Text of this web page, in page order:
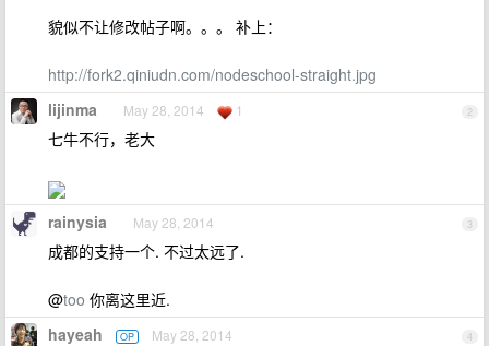
貌似不让修改帖子啊。。。 补上：
http://fork2.qiniudn.com/nodeschool-straight.jpg
2
lijinma May 28, 2014 1
七牛不行，老大
3
rainysia May 28, 2014
成都的支持一个. 不过太远了.
@too 你离这里近.
4
hayeah OP May 28, 2014